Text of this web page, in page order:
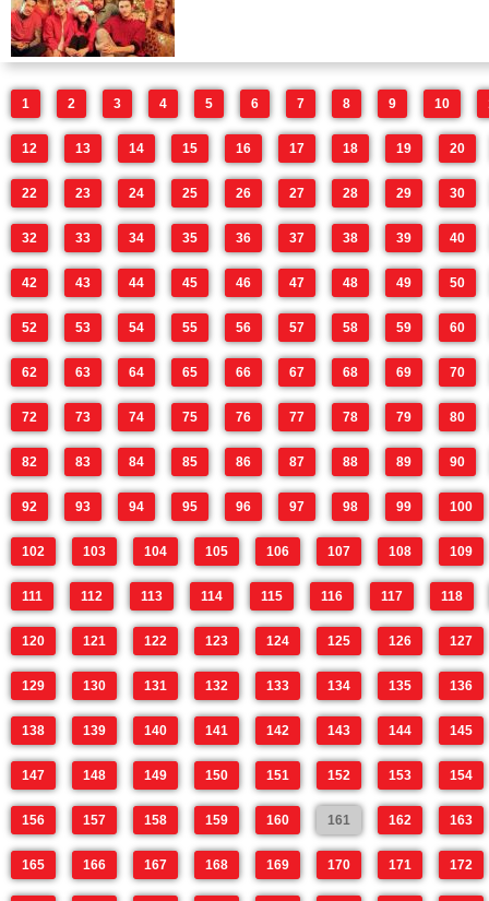
1 2 3 4 5 6 7 8 9 10
12 13 14 15 16 17 18 19 20
22 23 24 25 26 27 28 29 30
32 33 34 35 36 37 38 39 40
42 43 44 45 46 47 48 49 50
52 53 54 55 56 57 58 59 60
62 63 64 65 66 67 68 69 70
72 73 74 75 76 77 78 79 80
82 83 84 85 86 87 88 89 90
92 93 94 95 96 97 98 99 100
102 103 104 105 106 107 108 109
111 112 113 114 115 116 117 118
120 121 122 123 124 125 126 127
129 130 131 132 133 134 135 136
138 139 140 141 142 143 144 145
147 148 149 150 151 152 153 154
156 157 158 159 160 161 162 163
165 166 167 168 169 170 171 172